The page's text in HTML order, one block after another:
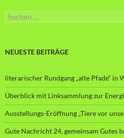
Suche
nach:
NEUESTE BEITRÄGE
literarischer Rundgang „alte Pfade“ in
Überblick mit Linksammlung zur
Ausstellungs-Eröffnung „Tiere vor
Gute Nachricht 24, gemeinsam Gutes